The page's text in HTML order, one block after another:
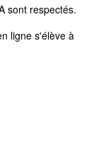
sont respectés.
ligne s'élève à